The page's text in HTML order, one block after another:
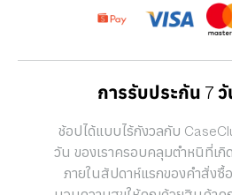
การรับประกัน 7 วั
ช้อปได้แบบไร้กังวลกับ
วัน ของเราครอบคลุมตำหนิที่เกิ
ภายในสัปดาห์แรกของคำสั่งซื้